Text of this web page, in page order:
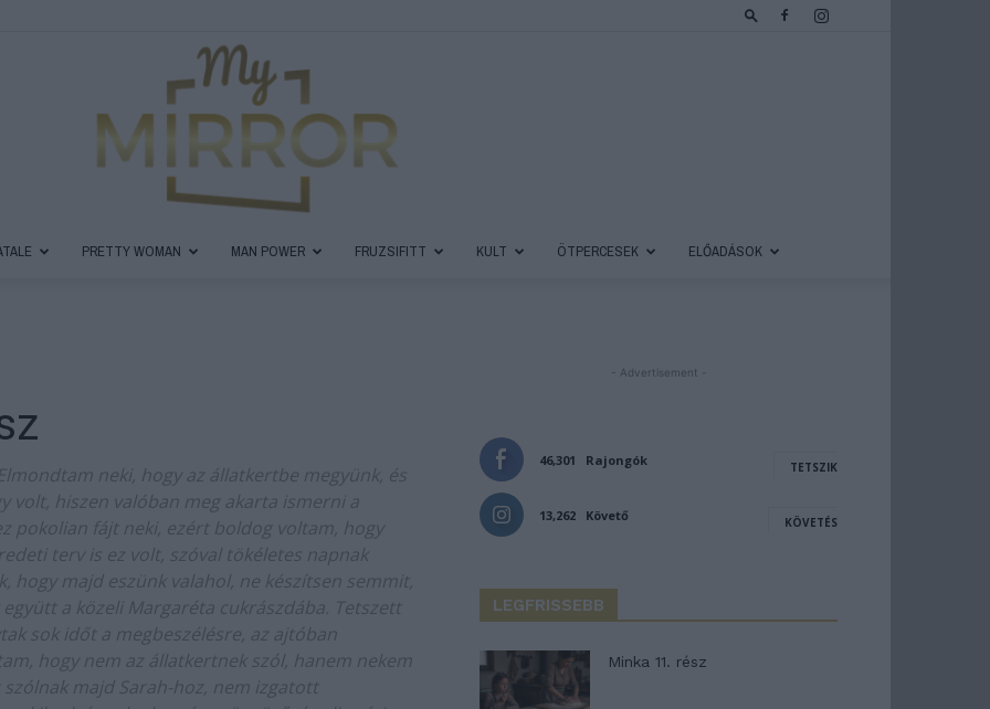
PRETTY WOMAN MAN POWER FRUZSIFITT KULT ÖTPERCESEK ELŐADÁSOK
neki, hogy az állatkertbe megyünk, és
volt, hiszen valóban meg akarta ismerni a
pokolian fájt neki, ezért boldog voltam, hogy
terv is ez volt, szóval tökéletes napnak
majd eszünk valahol, ne készítsen semmit,
a közeli Margaréta cukrászdába. Tetszett
sok időt a megbeszélésre, az ajtóban
hogy nem az állatkertnek szól, hanem nekem
majd Sarah-hoz, nem izgatott
- Advertisement -
46,301 Rajongók TETSZIK
13,262 Követő KÖVETÉS
LEGFRISSEBB
Minka 11. rész